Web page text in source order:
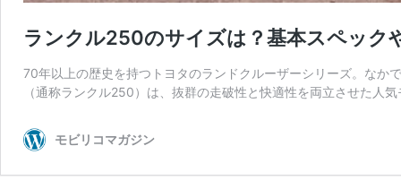
ランクル250のサイズは？基本スペック
70年以上の歴史を持つトヨタのランドクルーザーシリーズ。な
（通称ランクル250）は、抜群の走破性と快適性を両立させた人
モビリコマガジン